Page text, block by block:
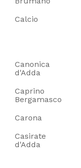
Calcio
Canonica
d'Adda
Caprino
Bergamasco
Carona
Casirate
d'Adda